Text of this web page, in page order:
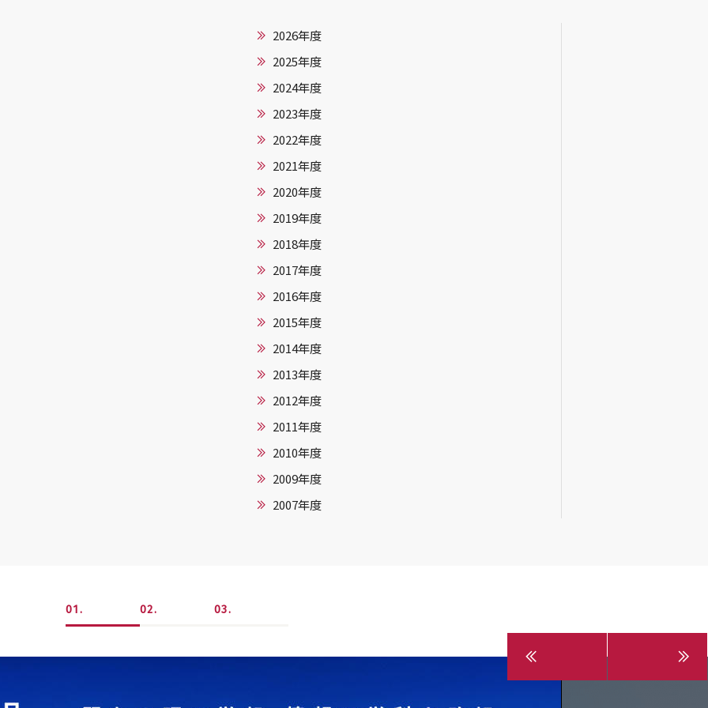
2026年度
2025年度
2024年度
2023年度
2022年度
2021年度
2020年度
2019年度
2018年度
2017年度
2016年度
2015年度
2014年度
2013年度
2012年度
2011年度
2010年度
2009年度
2007年度
1 2 3